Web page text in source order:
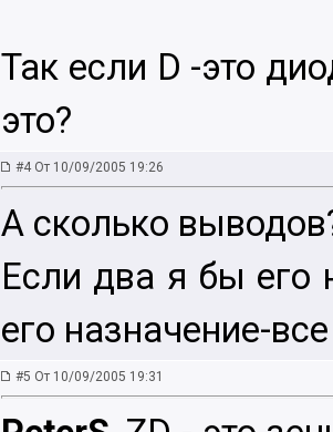
Так если D -это
это?
#4 От 10/09/2005 19:26
А сколько
Если два я бы его
его назначение-
#5 От 10/09/2005 19:31